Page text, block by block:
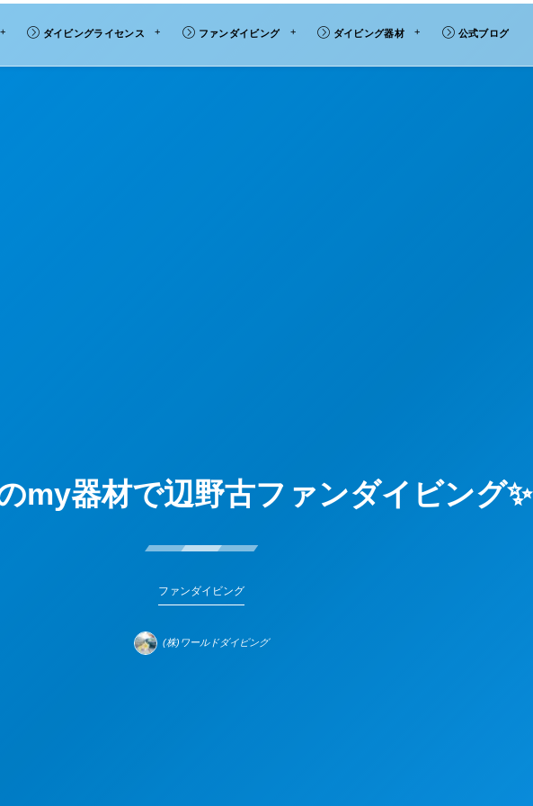
ダイビングライセンス ファンダイビング ダイビング器材 公式ブログ
my器材で辺野古ファンダイビング✨
ファンダイビング
(株)ワールドダイビング